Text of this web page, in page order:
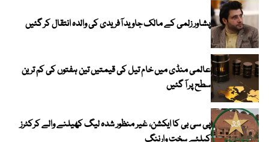
پشاور زلمی کے مالک جاوید آفریدی کی والدہ انتقال کر گئیں
عالمی منڈی میں خام تیل کی قیمتیں تین ہفتوں کی کم ترین
سطح پر آ گئیں
پی سی بی کا ایکشن، غیر منظور شدہ لیگ کھیلنے والے کرکٹرز